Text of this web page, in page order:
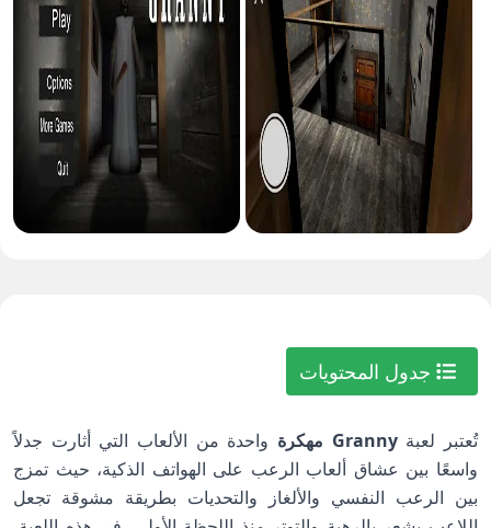
جدول المحتويات
تُعتبر لعبةGranny مهكرة
واحدة من الألعاب التي أثارت جدلاً
واسعًا بين عشاق ألعاب الرعب على الهواتف الذكية، حيث تمزج
بين الرعب النفسي والألغاز والتحديات بطريقة مشوقة تجعل